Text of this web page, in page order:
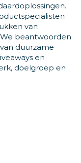
van
beantwoorden
duurzame
en
doelgroep en